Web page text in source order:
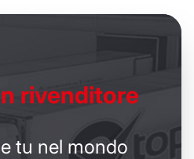
rivenditore
tu nel mondo